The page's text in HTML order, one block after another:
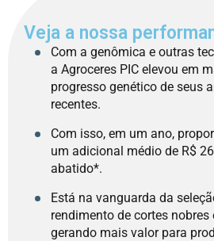
Veja a nossa
Com a genômica e outras
a Agroceres PIC elevou em
progresso genético de seus
recentes.
Com isso, em um ano,
um adicional médio de R$
abatido*.
Está na vanguarda da
rendimento de cortes nobres
gerando mais valor para